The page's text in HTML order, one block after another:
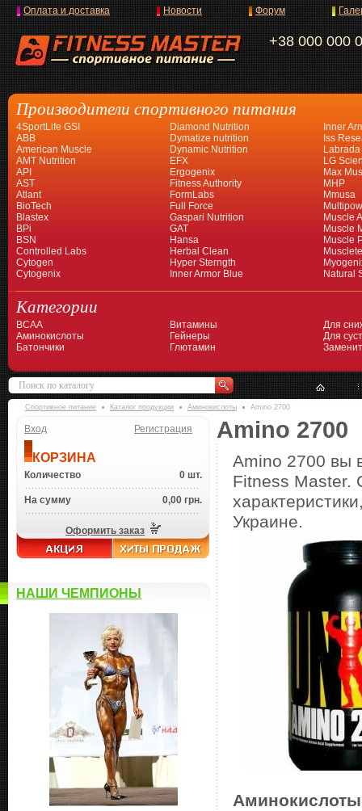
+38 000 000
Оплата и доставка Новости Форум
Производители спортивного питания
4SportLife GSI
ABB
American Muscle
AMT Nutrition
API
AST
Atlant
BioTech
Blastex
BPi
BSN
Controlled Labs
Cytogen
Cytogenix
Diamond Nutrition
Dymatize nutrition
Dynamic Nutrition
EFX
Ergogenix
Fitness Authority
FormLabs
Full Force
Gaspari Nutrition
GAT
Hansa
Herbal Clean
Hyper Sterngth
Inner Armor Blue
Inner
Iss
Labrada
LG
Max
MHP
Mmusa
Muscle
Muscle
Muscle
Natural
Категории
BCAA
Аминокислоты
Батончики
Витамины
Гейнеры
Глютамин
Для
Для
Спортивное питание Каталог продукции Аминокислоты Amino 2700
Вход Регистрация
КОРЗИНА
Количество 0 шт.
На сумму 0,00 грн.
Оформить заказ
НАШИ ЧЕМПИОНЫ
Amino 2700
Amino 2700 вы
Fitness Master.
Украине.